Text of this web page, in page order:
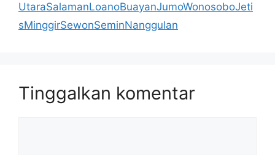
UtaraSalamanLoanoBuayanJumoWonosoboJeti
sMinggirSewonSeminNanggulan
Tinggalkan komentar